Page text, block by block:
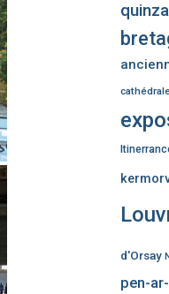
u
n
e
c
a
é
g
r
i
e
’
a
d'Orsay
pen-